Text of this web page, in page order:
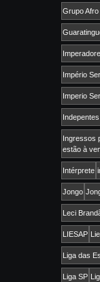
Grupo
Império
Imperio
Ingressos
estão à
Intérprete
Jongo
Leci
LIESAP
Liga das
Liga SP